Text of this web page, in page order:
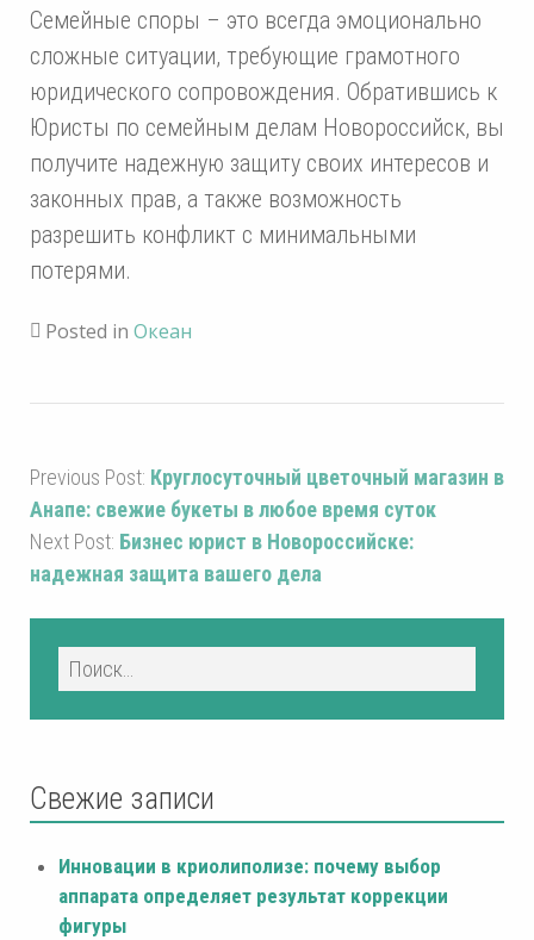
Семейные споры – это всегда эмоционально
сложные ситуации, требующие грамотного
юридического сопровождения. Обратившись к
Юристы по семейным делам Новороссийск, вы
получите надежную защиту своих интересов и
законных прав, а также возможность
разрешить конфликт с минимальными
потерями.
Posted in Океан
Previous Post: Круглосуточный цветочный магазин в
Анапе: свежие букеты в любое время суток
Next Post: Бизнес юрист в Новороссийске:
надежная защита вашего дела
Свежие записи
Инновации в криолиполизе: почему выбор
аппарата определяет результат коррекции
фигуры